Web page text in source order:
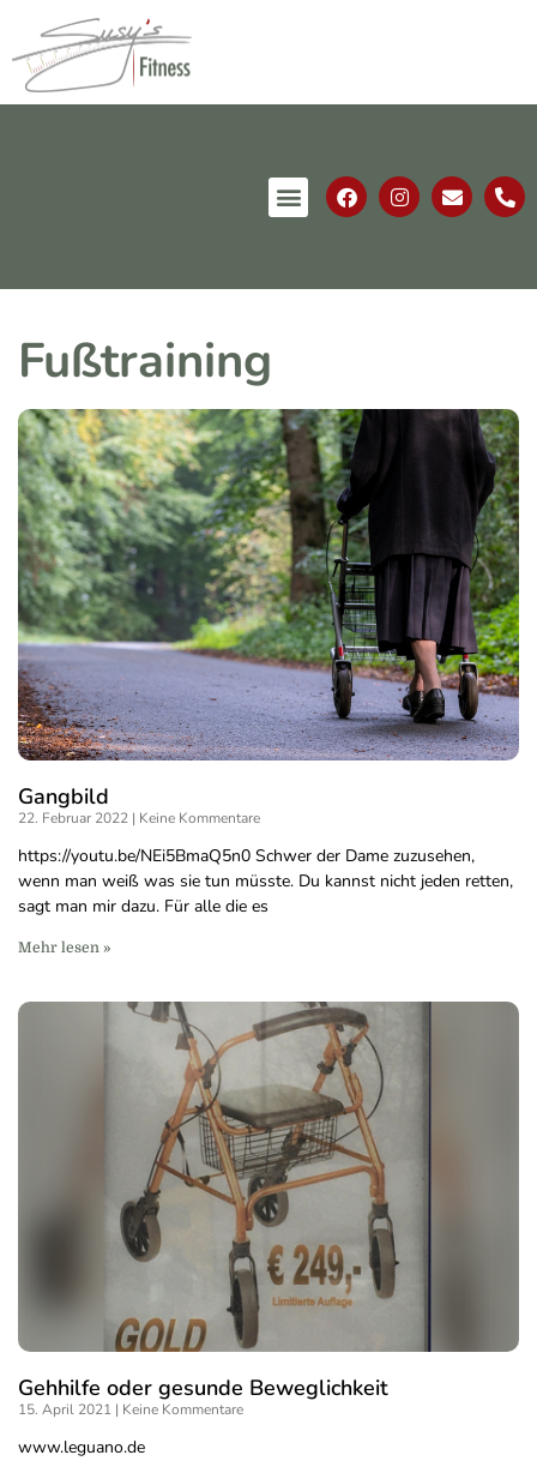
Fußtraining
Gangbild
22. Februar 2022 Keine Kommentare
https://youtu.be/NEi5BmaQ5n0 Schwer der Dame zuzusehen,
wenn man weiß was sie tun müsste. Du kannst nicht jeden retten,
sagt man mir dazu. Für alle die es
Mehr lesen »
Gehhilfe oder gesunde Beweglichkeit
15. April 2021 Keine Kommentare
www.leguano.de